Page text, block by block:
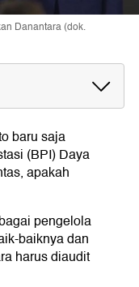
Danantara (dok.
baru saja
(BPI) Daya
apakah
pengelola
baiknya dan
harus diaudit